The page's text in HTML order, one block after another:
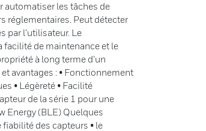
automatiser les tâches de
réglementaires. Peut détecter
par l’utilisateur. Le
facilité de maintenance et le
à long terme d’un
avantages : • Fonctionnement
• Légèreté • Facilité
de la série 1 pour une
Energy (BLE) Quelques
des capteurs • le